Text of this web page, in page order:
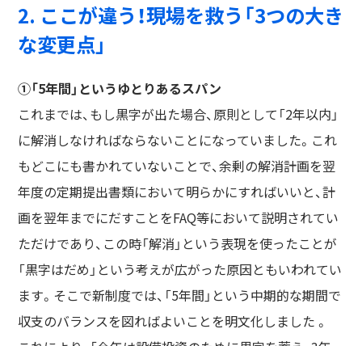
2. ここが違う！現場を救う「3つの大き
な変更点」
①「5年間」というゆとりあるスパン
これまでは、もし黒字が出た場合、原則として「2年以内」
に解消しなければならないことになっていました。これ
もどこにも書かれていないことで、余剰の解消計画を翌
年度の定期提出書類において明らかにすればいいと、計
画を翌年までにだすことをFAQ等において説明されてい
ただけであり、この時「解消」という表現を使ったことが
「黒字はだめ」という考えが広がった原因ともいわれてい
ます。そこで新制度では、「5年間」という中期的な期間で
収支のバランスを図ればよいことを明文化しました 。